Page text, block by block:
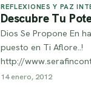
REFLEXIONES Y PAZ
Descubre Tu
Dios Se Propone En
puesto en Ti Aflore..!
http://
Parte de esta Video…
14 enero, 2012